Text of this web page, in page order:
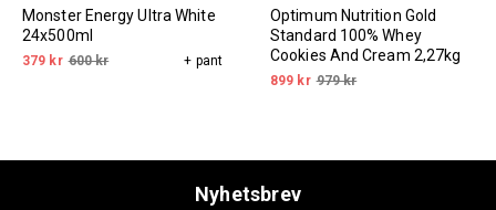
Monster Energy Ultra White
24x500ml
379 kr 600 kr + pant
Optimum Nutrition Gold
Standard 100% Whey
Cookies And Cream 2,27kg
899 kr 979 kr
Nyhetsbrev